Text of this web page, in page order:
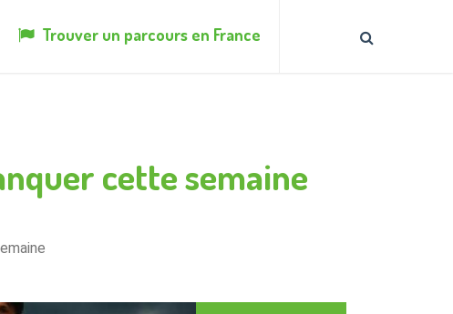
Trouver un parcours en France
cette semaine